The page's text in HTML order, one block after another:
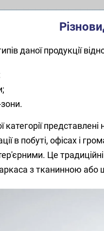
даної продукції
категорії
в побуті, офісах і
Це
з тканинною